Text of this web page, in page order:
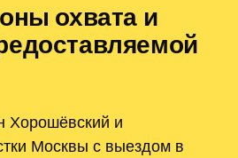
охвата и
Хорошёвский и
Москвы с выездом в